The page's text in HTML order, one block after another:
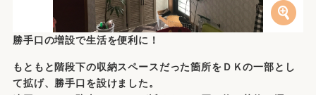
勝手口の増設で生活を便利に！
もともと階段下の収納スペースだった箇所をＤＫの一部とし
て拡げ、勝手口を設けました。